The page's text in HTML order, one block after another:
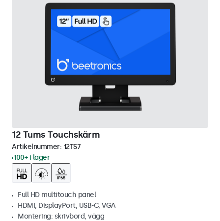
12 Tums Touchskärm
Artikelnummer: 12TS7
100+ i lager
Full HD multitouch panel
HDMI, DisplayPort, USB-C, VGA
Montering: skrivbord, vägg